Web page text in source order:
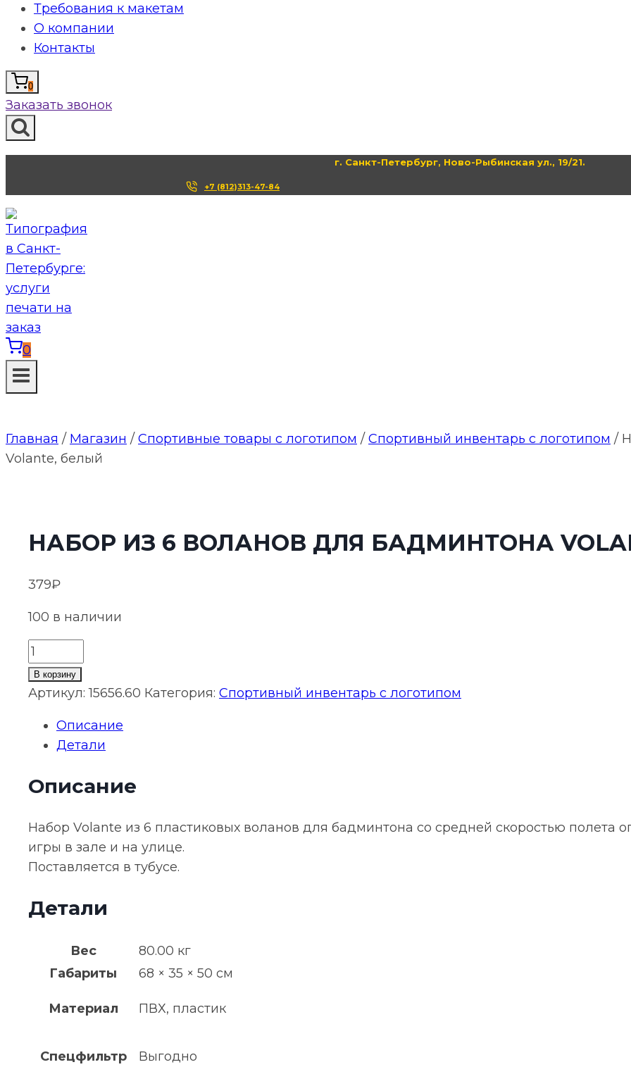
Требования к макетам
О компании
Контакты
0
Заказать звонок
г. Санкт-Петербург, Ново-Рыбинская ул., 19/21.
+7 (812)313-47-84
0
Главная / Магазин / Спортивные товары с логотипом / Спортивный инвентарь с логотипом /
Volante, белый
НАБОР ИЗ 6 ВОЛАНОВ ДЛЯ БАДМИНТОНА
379₽
100 в наличии
Количество
товара
Набор
воланов
бадминтона
белый
В корзину
Артикул:15656.60 Категория: Спортивный инвентарь с логотипом
Описание
Детали
Описание
Набор Volante из 6 пластиковых воланов для бадминтона со средней скоростью полета
игры в зале и на улице.
Поставляется в тубусе.
Детали
Вес
80.00 кг
Габариты
68 × 35 × 50 см
Материал ПВХ, пластик
Спецфильтр Выгодно